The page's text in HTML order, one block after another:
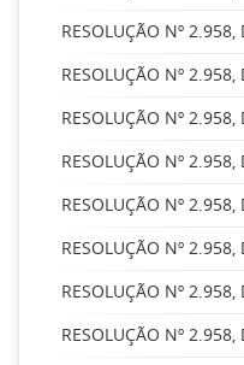
RESOLUÇÃO Nº
RESOLUÇÃO Nº
RESOLUÇÃO Nº
RESOLUÇÃO Nº
RESOLUÇÃO Nº
RESOLUÇÃO Nº
RESOLUÇÃO Nº
RESOLUÇÃO Nº